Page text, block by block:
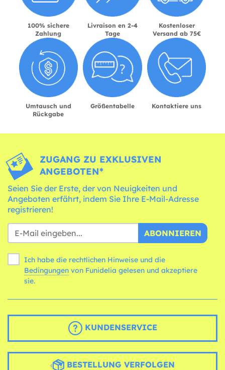
100% sichere
Zahlung
Livraison en 2-4
Tage
Kostenloser
Versand ab 75€
Umtausch und
Rückgabe
Größentabelle Kontaktiere uns
ZUGANG ZU EXKLUSIVEN
ANGEBOTEN*
Seien Sie der Erste, der von Neuigkeiten und
Angeboten erfährt, indem Sie Ihre E-Mail-Adresse
registrieren!
ABONNIEREN
Ich habe die rechtlichen Hinweise und die
Bedingungen
sie.
KUNDENSERVICE
BESTELLUNG VERFOLGEN